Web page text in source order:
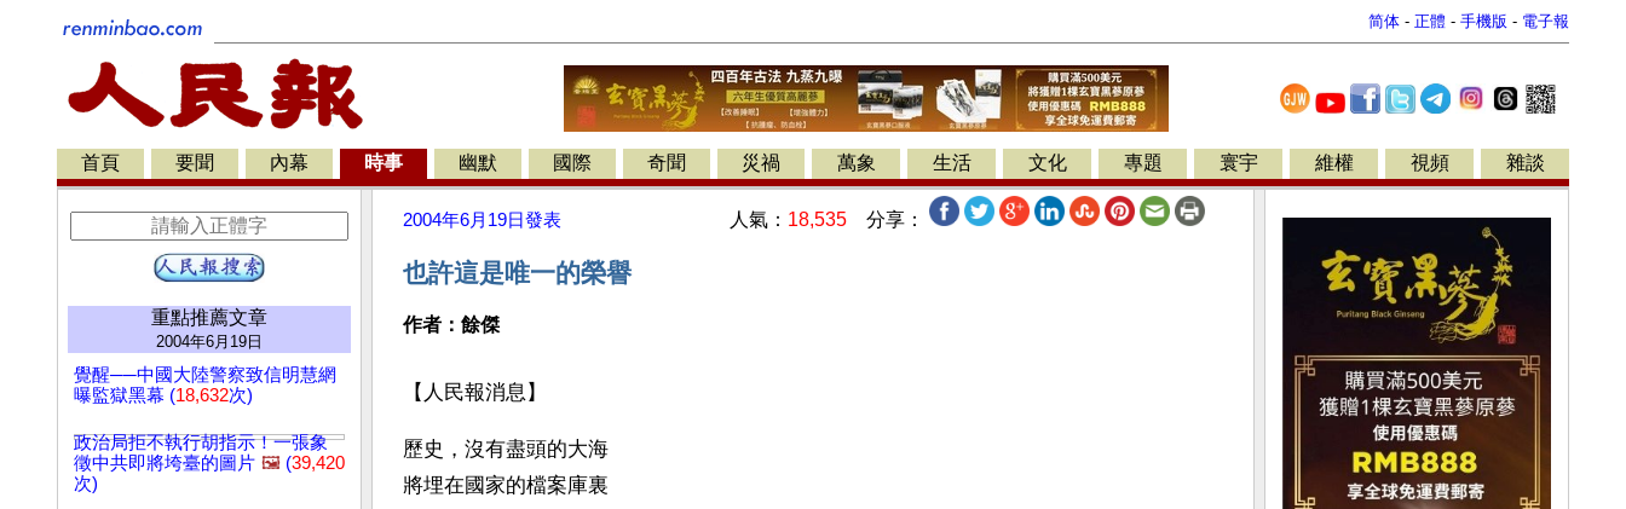
简体 - 正體 - 手機版 - 電子報
首頁 要聞 內幕 時事 幽默 國際 奇聞 災禍 萬象 生活 文化 專題 寰宇 維權 視頻 雜談
重點推薦文章
2004年6月19日
覺醒──中國大陸警察致信明慧網
曝監獄黑幕 (18,632次)
政治局拒不執行胡指示！一張象
徵中共即將垮臺的圖片 🖼️ (39,420
次)
2004年6月19日發表 人氣： 18,535 分享：
也許這是唯一的榮譽
作者：餘傑
【人民報消息】
歷史，沒有盡頭的大海
將埋在國家的檔案庫裏